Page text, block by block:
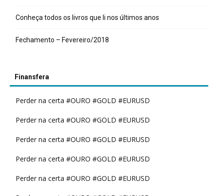
Conheça todos os livros que li nos últimos anos
Fechamento – Fevereiro/2018
Finansfera
Perder na certa #OURO #GOLD #EURUSD
Perder na certa #OURO #GOLD #EURUSD
Perder na certa #OURO #GOLD #EURUSD
Perder na certa #OURO #GOLD #EURUSD
Perder na certa #OURO #GOLD #EURUSD